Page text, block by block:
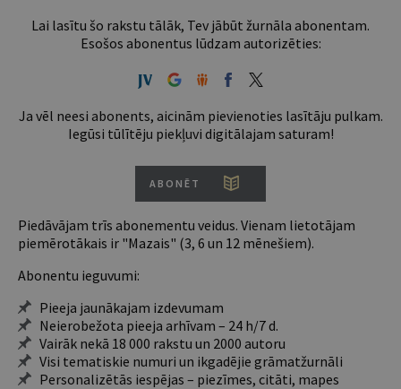
Lai lasītu šo rakstu tālāk, Tev jābūt žurnāla abonentam.
Esošos abonentus lūdzam autorizēties:
Ja vēl neesi abonents, aicinām pievienoties lasītāju pulkam.
Iegūsi tūlītēju piekļuvi digitālajam saturam!
ABONĒT
Piedāvājam trīs abonementu veidus. Vienam lietotājam
piemērotākais ir "Mazais" (3, 6 un 12 mēnešiem).
Abonentu ieguvumi:
Pieeja jaunākajam izdevumam
Neierobežota pieeja arhīvam – 24 h/7 d.
Vairāk nekā 18 000 rakstu un 2000 autoru
Visi tematiskie numuri un ikgadējie grāmatžurnāli
Personalizētās iespējas – piezīmes, citāti, mapes